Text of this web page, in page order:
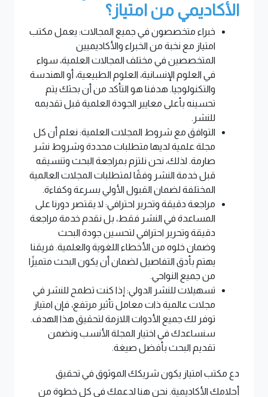
الأكاديمي من امتياز؟
خبراء متخصصون في جميع المجالات: يعمل مكتب
امتياز مع نخبة من الخبراء والأكاديميين
المتخصصين في مختلف المجالات العلمية، سواء
في العلوم الإنسانية، العلوم الطبيعية، أو الهندسة
والتكنولوجيا. هدفنا هو التأكد من أن بحثك يتم
تحسينه بأعلى معايير الجودة العلمية قبل تقديمه
للنشر.
التوافق مع شروط المجلات العلمية: نعلم أن كل
مجلة علمية لديها متطلبات محددة وشروط نشر
صارمة. لذلك، نحن نلتزم بمراجعة البحث وتنسيقه
قبل خدمة النشر وفقًا لمتطلبات المجلات العالمية
المختلفة لضمان القبول الأولي بسرعة وكفاءة.
مراجعة دقيقة وتحرير احترافي: لا يقتصر دورنا على
المساعدة في النشر فقط، بل نقدم خدمة مراجعة
دقيقة وتحرير احترافي لتحسين جودة البحث
وضمان خلوه من الأخطاء اللغوية والعلمية. فريقنا
يهتم بأدق التفاصيل لضمان أن يكون البحث متميزًا
من جميع النواحي.
تسهيلات للنشر الدولي: إذا كنت تطمح للنشر في
مجلات عالمية ذات معامل تأثير مرتفع، فإن امتياز
توفر لك جميع الأدوات اللازمة لتحقيق هذا الهدف.
سنساعدك في اختيار المجلة الأنسب ونضمن
تقديم البحث بأفضل صيغة.
دع مكتب امتياز يكون شريكك الموثوق في تحقيق
أحلامك الأكاديمية. نحن هنا لدعمك في كل خطوة من